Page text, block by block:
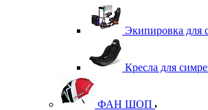
Экипировка для
Кресла для
ФАН ШОП